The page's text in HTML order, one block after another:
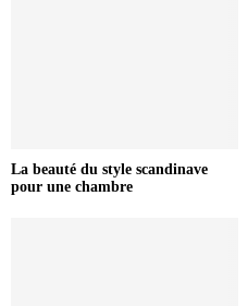
La beauté du style scandinave
pour une chambre